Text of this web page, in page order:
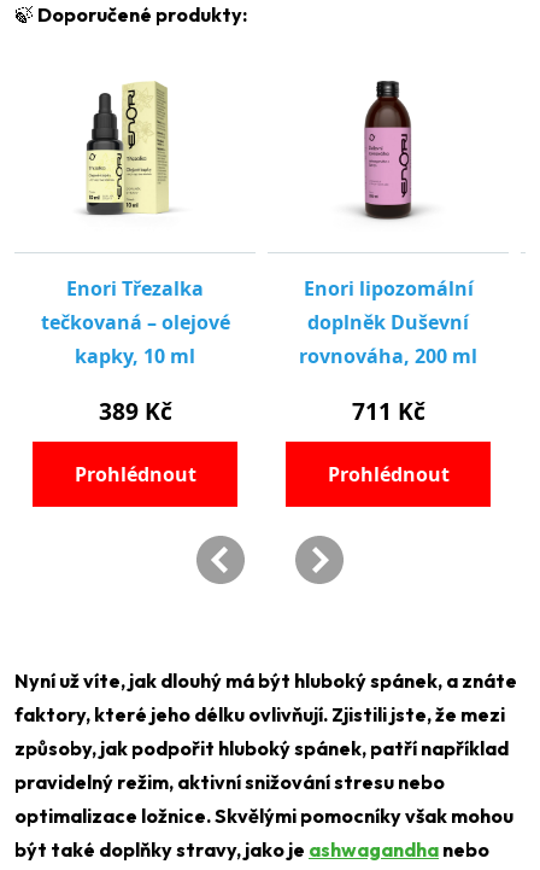
🍃 Doporučené produkty:
Nyní už víte, jak dlouhý má být hluboký spánek, a znáte
faktory, které jeho délku ovlivňují. Zjistili jste, že mezi
způsoby, jak podpořit hluboký spánek, patří například
pravidelný režim, aktivní snižování stresu nebo
optimalizace ložnice. Skvělými pomocníky však mohou
být také doplňky stravy, jako je ashwagandha nebo